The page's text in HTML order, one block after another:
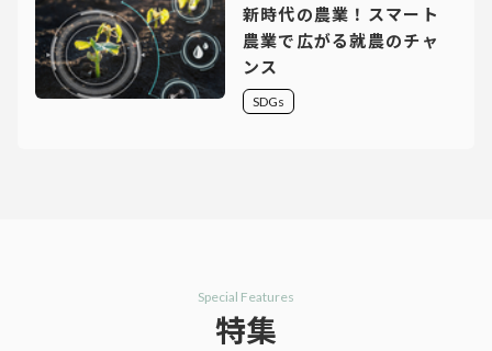
新時代の農業！スマート
農業で広がる就農のチャ
ンス
SDGs
Special Features
特集